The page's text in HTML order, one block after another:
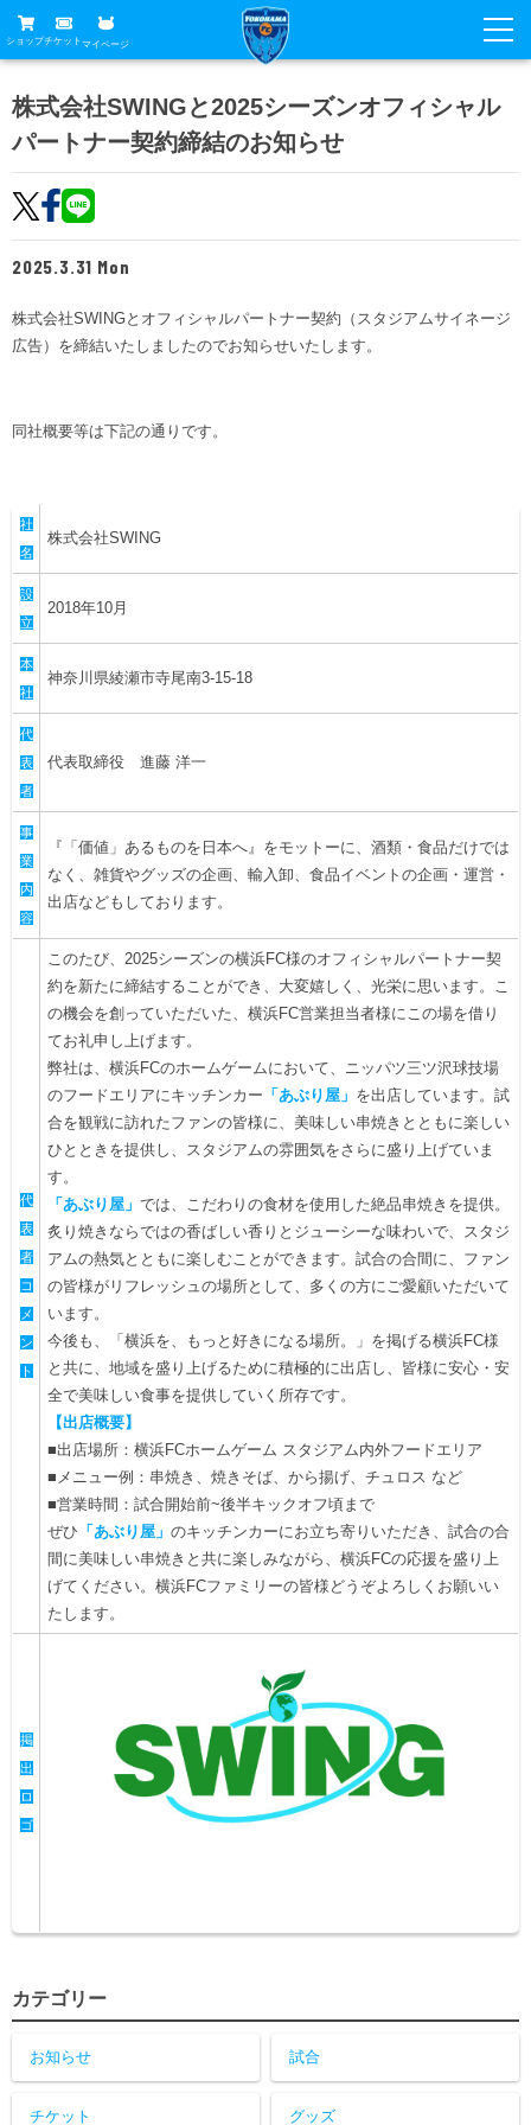
ショップチケット マイページ
グッズ
ホームタウン
トップチーム
アカデミー
試合
試合日程
チケット
チケットガイド
席種・価格表
チケット購入方法
Buy Ticket Here
チーム
選手・スタッフ
練習見学について
観戦ガイド
試合会場アクセス
ヒストリー
サステナビリティ
ホームタウン活動
横浜FCスポーツクラブ
ニッパツ横浜FCシーガルズ
学生インターンシップ
横浜FC公式オンラインショップ
クラブメンバー
スタータークラブ
スペシャルコンテンツ
オリジナルビール
試合日程・結果
アカデミー選手
アカデミースタッフ
フェニックスクラブ
サッカースクール
チアスクール
パートナー
パートナー一覧
あしながドリーム基金
お問い合わせ
株式会社SWINGと2025シーズンオフィシャル
パートナー契約締結のお知らせ
2025.3.31 Mon
株式会社SWINGとオフィシャルパートナー契約（スタジアムサイネージ
広告）を締結いたしましたのでお知らせいたします。
同社概要等は下記の通りです。
社
名
株式会社SWING
設
立
2018年10月
本
社
神奈川県綾瀬市寺尾南3-15-18
代
表
者
代表取締役 進藤 洋一
事
業
内
容
『「価値」あるものを日本へ』をモットーに、酒類・食品だけでは
なく、雑貨やグッズの企画、輸入卸、食品イベントの企画・運営・
出店などもしております。
代
表
者
コ
メ
ン
ト
このたび、2025シーズンの横浜FC様のオフィシャルパートナー契
約を新たに締結することができ、大変嬉しく、光栄に思います。こ
の機会を創っていただいた、横浜FC営業担当者様にこの場を借り
てお礼申し上げます。
弊社は、横浜FCのホームゲームにおいて、ニッパツ三ツ沢球技場
のフードエリアにキッチンカー 「あぶり屋」 を出店しています。試
合を観戦に訪れたファンの皆様に、美味しい串焼きとともに楽しい
ひとときを提供し、スタジアムの雰囲気をさらに盛り上げていま
す。
「あぶり屋」 では、こだわりの食材を使用した絶品串焼きを提供。
炙り焼きならではの香ばしい香りとジューシーな味わいで、スタジ
アムの熱気とともに楽しむことができます。試合の合間に、ファン
の皆様がリフレッシュの場所として、多くの方にご愛顧いただいて
います。
今後も、「横浜を、もっと好きになる場所。」を掲げる横浜FC様
と共に、地域を盛り上げるために積極的に出店し、皆様に安心・安
全で美味しい食事を提供していく所存です。
【出店概要】
■出店場所：横浜FCホームゲーム スタジアム内外フードエリア
■メニュー例：串焼き、焼きそば、から揚げ、チュロス など
■営業時間：試合開始前~後半キックオフ頃まで
ぜひ 「あぶり屋」 のキッチンカーにお立ち寄りいただき、試合の合
間に美味しい串焼きと共に楽しみながら、横浜FCの応援を盛り上
げてください。横浜FCファミリーの皆様どうぞよろしくお願いい
たします。
掲
出
ロ
ゴ
カテゴリー
お知らせ 試合
チケット グッズ